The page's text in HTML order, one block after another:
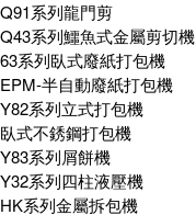
Q91系列龍門剪
Q43系列鱷魚式金屬剪切機
63系列臥式廢紙打包機
EPM-半自動廢紙打包機
Y82系列立式打包機
臥式不銹鋼打包機
Y83系列屑餅機
Y32系列四柱液壓機
HK系列金屬拆包機